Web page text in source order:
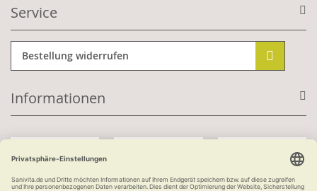
Service
Bestellung widerrufen
Informationen